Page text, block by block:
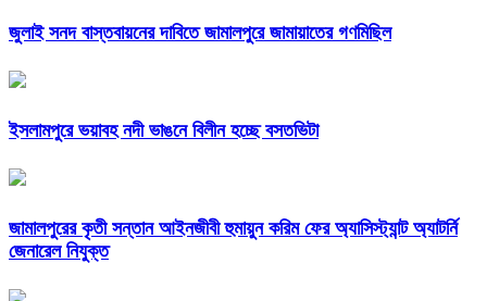
জুলাই সনদ বাস্তবায়নের দাবিতে জামালপুরে জামায়াতের গণমিছিল
ইসলামপুরে ভয়াবহ নদী ভাঙনে বিলীন হচ্ছে বসতভিটা
জামালপুরের কৃতী সন্তান আইনজীবী হুমায়ুন করিম ফের অ্যাসিস্ট্যান্ট অ্যাটর্নি
জেনারেল নিযুক্ত